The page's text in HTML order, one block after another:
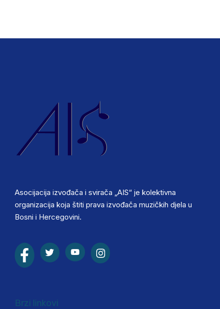
Asocijacija izvođača i svirača „AIS“ je kolektivna
organizacija koja štiti prava izvođača muzičkih djela u
Bosni i Hercegovini.
Brzi linkovi